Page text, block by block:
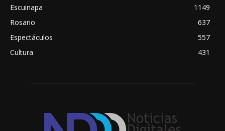
Escuinapa
1149
Rosario
637
Espectáculos
557
Cultura
431